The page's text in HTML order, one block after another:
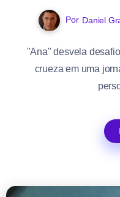
Por Daniel
"Ana" desvela
crueza em uma